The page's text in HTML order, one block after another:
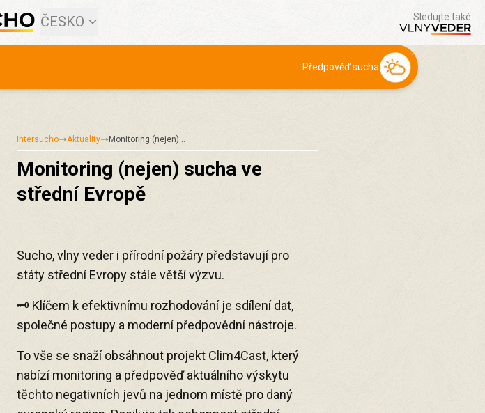
ČESKO Sledujte také
Předpověď sucha
Intersucho Aktuality Monitoring (nejen)…
Monitoring (nejen) sucha ve
střední Evropě
Sucho, vlny veder i přírodní požáry představují pro
státy střední Evropy stále větší výzvu.
🗝️ Klíčem k efektivnímu rozhodování je sdílení dat,
společné postupy a moderní předpovědní nástroje.
To vše se snaží obsáhnout projekt Clim4Cast, který
nabízí monitoring a předpověď aktuálního výskytu
těchto negativních jevů na jednom místě pro daný